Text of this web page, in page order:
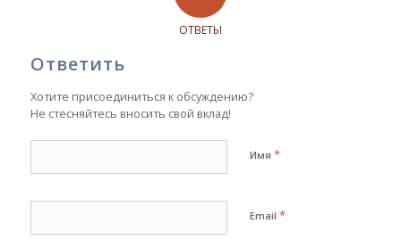
ОТВЕТЫ
Ответить
Хотите присоединиться к обсуждению?
Не стесняйтесь вносить свой вклад!
Имя *
Email *